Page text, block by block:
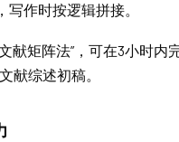
写作时按逻辑拼接。
文献矩阵法”，可在3小时内
献综述初稿。